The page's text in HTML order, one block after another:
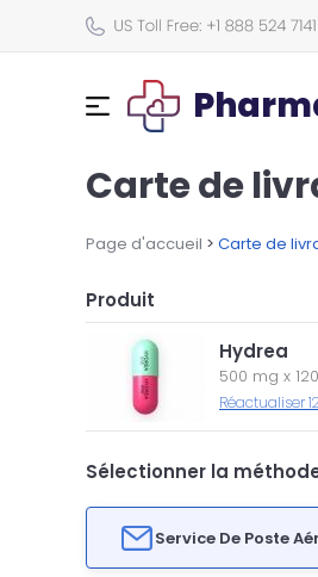
Carte de
Page d'accueil > Carte de
Produit
Hydrea
500 mg x
Réactualiser
Sélectionner la
Service De Poste